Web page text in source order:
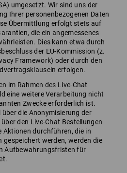
umgesetzt. Wir sind uns der
Ihrer personenbezogenen Daten
Übermittlung erfolgt stets auf
die ein angemessenes
Dies kann etwa durch
der EU-Kommission (z.
Framework) oder durch den
erfolgen.
im Rahmen des Live-Chat
eine weitere Verarbeitung nicht
Zwecke erforderlich ist.
über die Anonymisierung der
den Live-Chat Bestellungen
Aktionen durchführen, die in
gespeichert werden, werden die
Aufbewahrungsfristen für